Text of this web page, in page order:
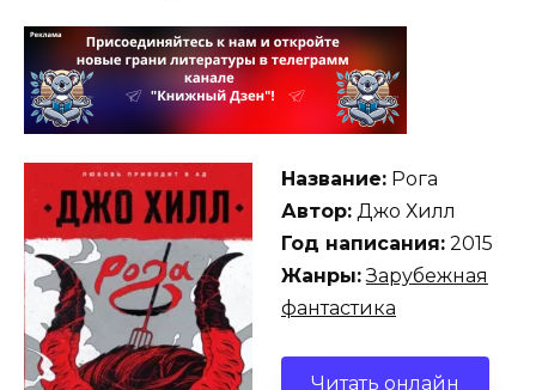
Название: Рога
Автор: Джо Хилл
Год написания: 2015
Жанры: Зарубежная
фантастика
Читать онлайн